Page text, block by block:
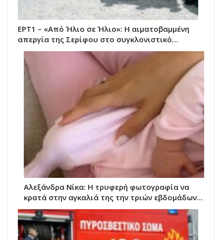
ΕΡΤ1 – «Από Ήλιο σε Ήλιο»: Η αιματοβαμμένη
απεργία της Σερίφου στο συγκλονιστικό…
Αλεξάνδρα Νίκα: Η τρυφερή φωτογραφία να
κρατά στην αγκαλιά της την τριών εβδομάδων…